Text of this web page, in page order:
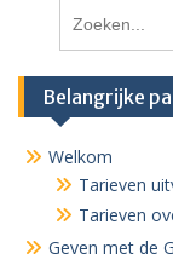
naar:
Belangrijke
Welkom
Tarieven
Tarieven
Geven met de